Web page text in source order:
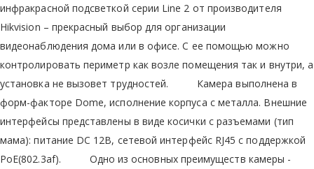
инфракрасной подсветкой серии Line 2 от производителя
Hikvision – прекрасный выбор для организации
видеонаблюдения дома или в офисе. С ее помощью можно
контролировать периметр как возле помещения так и внутри, а
установка не вызовет трудностей. Камера выполнена в
форм-факторе Dome, исполнение корпуса с металла. Внешние
интерфейсы представлены в виде косички с разъемами (тип
мама): питание DC 12В, сетевой интерфейс RJ45 с поддержкой
PoE(802.3af). Одно из основных преимуществ камеры -